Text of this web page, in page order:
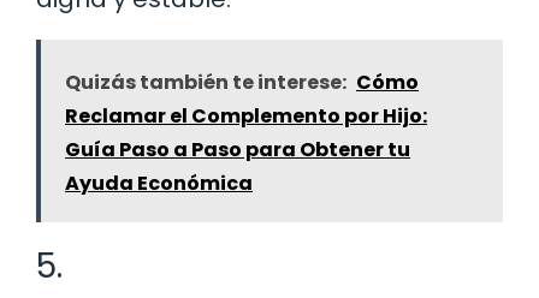
Quizás también te interese: Cómo
Reclamar el Complemento por Hijo:
Guía Paso a Paso para Obtener tu
Ayuda Económica
5.